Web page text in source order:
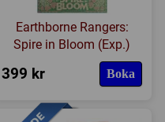
Earthborne Rangers:
Spire in Bloom (Exp.)
399 kr Boka